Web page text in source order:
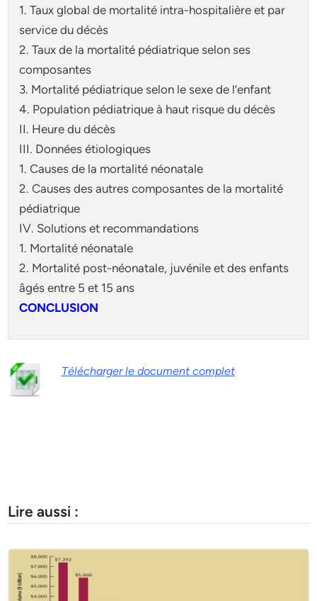
1. Taux global de mortalité intra-hospitalière et par
service du décès
2. Taux de la mortalité pédiatrique selon ses
composantes
3. Mortalité pédiatrique selon le sexe de l’enfant
4. Population pédiatrique à haut risque du décès
II. Heure du décès
III. Données étiologiques
1. Causes de la mortalité néonatale
2. Causes des autres composantes de la mortalité
pédiatrique
IV. Solutions et recommandations
1. Mortalité néonatale
2. Mortalité post-néonatale, juvénile et des enfants
âgés entre 5 et 15 ans
CONCLUSION
Télécharger le document complet
Lire aussi :